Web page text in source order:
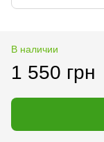
В наличии
1 550 грн